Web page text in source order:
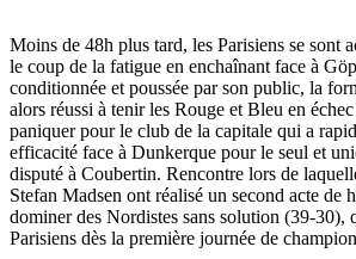
Moins de 48h plus tard, les Parisiens se sont
le coup de la fatigue en enchaînant face à
conditionnée et poussée par son public, la
alors réussi à tenir les Rouge et Bleu en
paniquer pour le club de la capitale qui a
efficacité face à Dunkerque pour le seul et
disputé à Coubertin. Rencontre lors de
Stefan Madsen ont réalisé un second acte de
dominer des Nordistes sans solution (39-30),
Parisiens dès la première journée de